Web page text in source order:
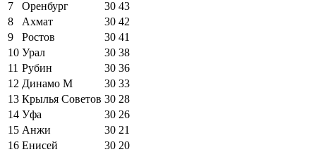
7
Оренбург 30 43
8
Ахмат 30 42
9
Ростов 30 41
10 Урал 30 38
11 Рубин 30 36
12 Динамо М 30 33
13 Крылья Советов 30 28
14 Уфа 30 26
15 Анжи 30 21
16 Енисей 30 20